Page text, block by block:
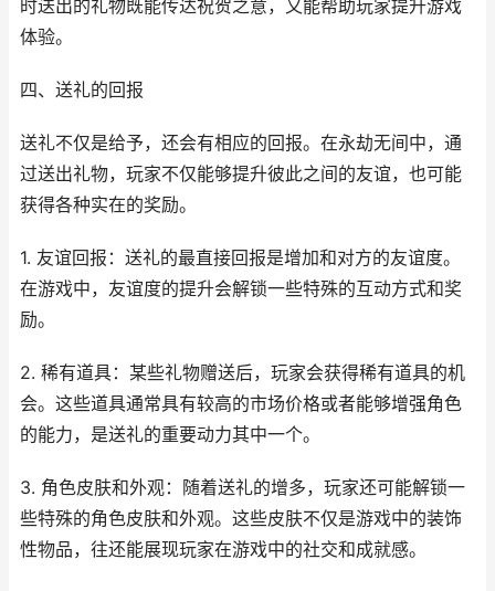
时送出的礼物既能传达祝贺之意，又能帮助玩家提升游戏
体验。
四、送礼的回报
送礼不仅是给予，还会有相应的回报。在永劫无间中，通
过送出礼物，玩家不仅能够提升彼此之间的友谊，也可能
获得各种实在的奖励。
1. 友谊回报：送礼的最直接回报是增加和对方的友谊度。
在游戏中，友谊度的提升会解锁一些特殊的互动方式和奖
励。
2. 稀有道具：某些礼物赠送后，玩家会获得稀有道具的机
会。这些道具通常具有较高的市场价格或者能够增强角色
的能力，是送礼的重要动力其中一个。
3. 角色皮肤和外观：随着送礼的增多，玩家还可能解锁一
些特殊的角色皮肤和外观。这些皮肤不仅是游戏中的装饰
性物品，往还能展现玩家在游戏中的社交和成就感。